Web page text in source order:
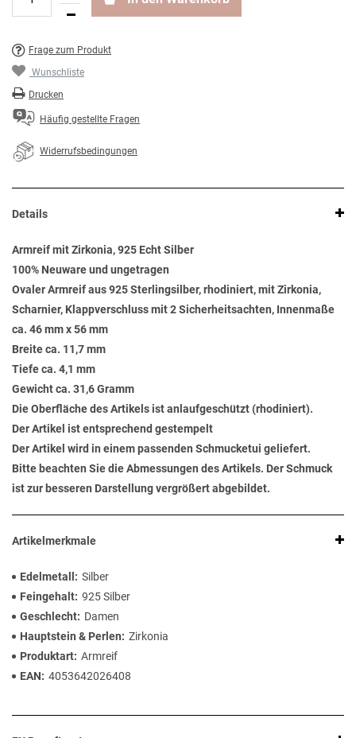
Frage zum Produkt
Wunschliste
Drucken
Häufig gestellte Fragen
Widerrufsbedingungen
Details
Armreif mit Zirkonia, 925 Echt Silber
100% Neuware und ungetragen
Ovaler Armreif aus 925 Sterlingsilber, rhodiniert, mit Zirkonia,
Scharnier, Klappverschluss mit 2 Sicherheitsachten, Innenmaße
ca. 46 mm x 56 mm
Breite ca. 11,7 mm
Tiefe ca. 4,1 mm
Gewicht ca. 31,6 Gramm
Die Oberfläche des Artikels ist anlaufgeschützt (rhodiniert).
Der Artikel ist entsprechend gestempelt
Der Artikel wird in einem passenden Schmucketui geliefert.
Bitte beachten Sie die Abmessungen des Artikels. Der Schmuck
ist zur besseren Darstellung vergrößert abgebildet.
Artikelmerkmale
Edelmetall
Silber
Feingehalt 925 Silber
Geschlecht
Damen
Hauptstein & Perlen
Zirkonia
Produktart Armreif
EAN
4053642026408